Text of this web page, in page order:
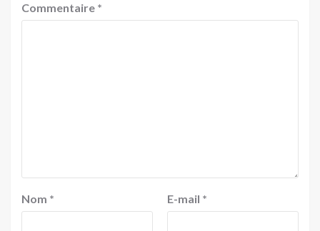
Commentaire *
Nom * E-mail *